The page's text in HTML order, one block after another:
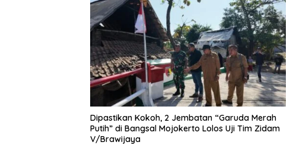
Dipastikan Kokoh, 2 Jembatan “Garuda Merah
Putih” di Bangsal Mojokerto Lolos Uji Tim Zidam
V/Brawijaya